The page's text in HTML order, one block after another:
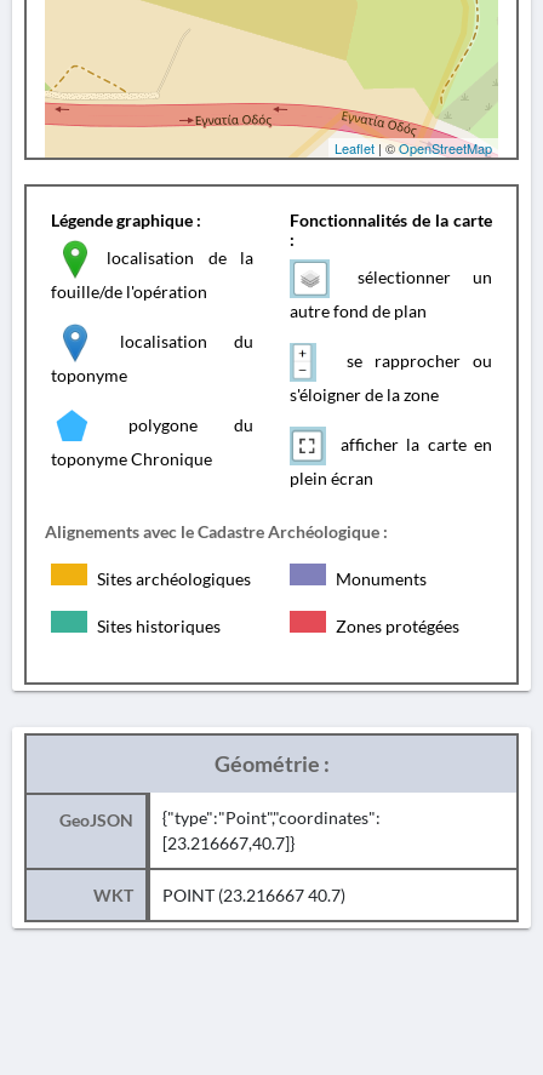
Leaflet | ©OpenStreetMap
Légende graphique :
localisation de la
fouille/de l'opération
localisation du
toponyme
polygone du
toponyme Chronique
Fonctionnalités de la carte
:
sélectionner un
autre fond de plan
se rapprocher ou
s'éloigner de la zone
afficher la carte en
plein écran
Alignements avec le Cadastre Archéologique :
Sites archéologiques Monuments
Sites historiques Zones protégées
Géométrie :
GeoJSON
{"type":"Point","coordinates":
[23.216667,40.7]}
WKT POINT (23.216667 40.7)